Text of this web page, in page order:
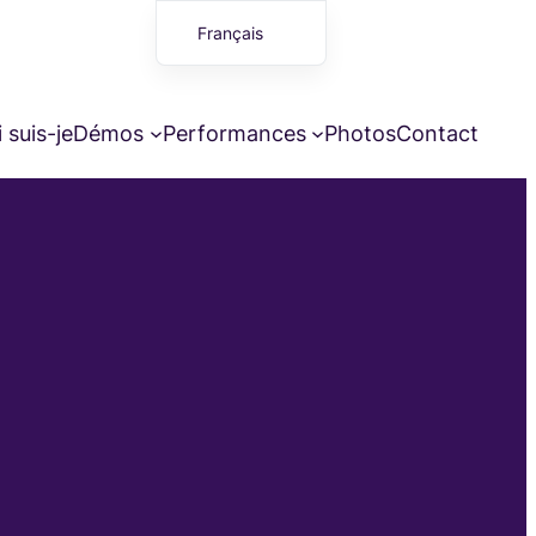
suis-jeDémos Performances PhotosContact
Français